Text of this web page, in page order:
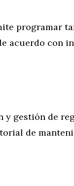
programar
acuerdo con
y gestión de
de